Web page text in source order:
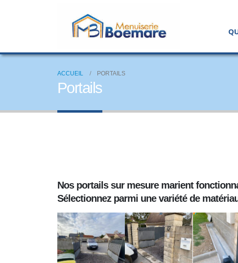
ACCUEIL PORTAILS
Portails
Nos portails sur mesure marient
Sélectionnez parmi une variété de